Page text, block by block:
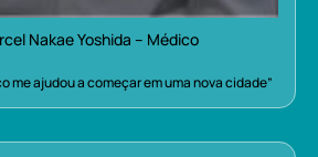
Nakae Yoshida – Médico
me ajudou a começar em uma nova cidade”